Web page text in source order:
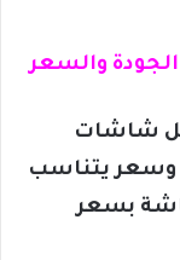
والسعر
شاشات
وسعر يتناسب
بسعر